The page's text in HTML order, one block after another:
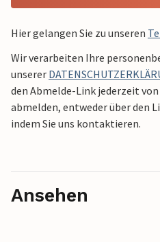
Hier gelangen Sie zu unseren
Wir verarbeiten Ihre
unserer
den Abmelde-Link jederzeit
abmelden, entweder über den
indem Sie uns kontaktieren.
Ansehen